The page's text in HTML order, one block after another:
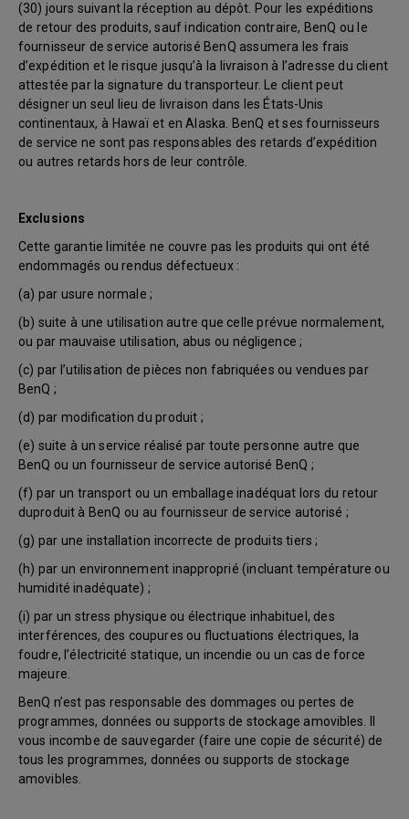
(30) jours suivant la réception au dépôt. Pour les expéditions
de retour des produits, sauf indication contraire, BenQ ou le
fournisseur de service autorisé BenQ assumera les frais
d’expédition et le risque jusqu’à la livraison à l’adresse du client
attestée par la signature du transporteur. Le client peut
désigner un seul lieu de livraison dans les États-Unis
continentaux, à Hawaï et en Alaska. BenQ et ses fournisseurs
de service ne sont pas responsables des retards d’expédition
ou autres retards hors de leur contrôle.
Exclusions
Cette garantie limitée ne couvre pas les produits qui ont été
endommagés ou rendus défectueux :
(a) par usure normale ;
(b) suite à une utilisation autre que celle prévue normalement,
ou par mauvaise utilisation, abus ou négligence ;
(c) par l’utilisation de pièces non fabriquées ou vendues par
BenQ ;
(d) par modification du produit ;
(e) suite à un service réalisé par toute personne autre que
BenQ ou un fournisseur de service autorisé BenQ ;
(f) par un transport ou un emballage inadéquat lors du retour
duproduit à BenQ ou au fournisseur de service autorisé ;
(g) par une installation incorrecte de produits tiers ;
(h) par un environnement inapproprié (incluant température ou
humidité inadéquate) ;
(i) par un stress physique ou électrique inhabituel, des
interférences, des coupures ou fluctuations électriques, la
foudre, l’électricité statique, un incendie ou un cas de force
majeure.
BenQ n’est pas responsable des dommages ou pertes de
programmes, données ou supports de stockage amovibles. Il
vous incombe de sauvegarder (faire une copie de sécurité) de
tous les programmes, données ou supports de stockage
amovibles.